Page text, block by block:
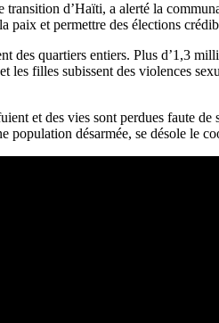
d’Haïti, a alerté la
paix et permettre des élections
des quartiers entiers. Plus d’1,3
les filles subissent des violences
et des vies sont perdues faute de
population désarmée, se désole le